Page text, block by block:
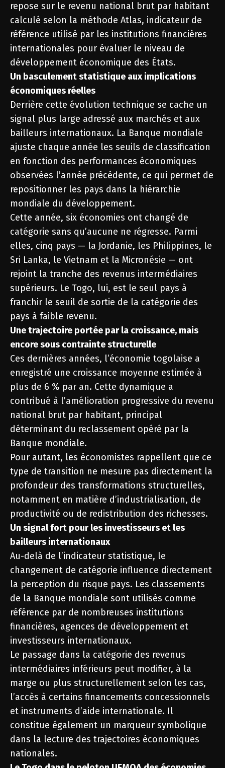
repose sur le revenu national brut par habitant
calculé selon la méthode Atlas, indicateur de
référence utilisé par les institutions financières
internationales pour évaluer le niveau de
développement économique des États.
Un basculement statistique aux implications
économiques réelles
Derrière cette évolution technique se cache un
signal plus large adressé aux marchés et aux
bailleurs internationaux. La Banque mondiale
ajuste chaque année les seuils de classification
en fonction des performances économiques
observées l’année précédente, ce qui permet de
repositionner les pays dans la hiérarchie
mondiale du développement.
Cette année, six économies ont changé de
catégorie sans qu’aucune ne régresse. Parmi
elles, cinq pays — la Jordanie, les Philippines, le
Sri Lanka, le Vietnam et la Micronésie — ont
rejoint la tranche des revenus intermédiaires
supérieurs. Le Togo, lui, est le seul pays à
franchir le seuil de sortie de la catégorie des
pays à faible revenu.
Une trajectoire portée par la croissance, mais
encore sous contrainte structurelle
Ces dernières années, l’économie togolaise a
enregistré une croissance moyenne estimée à
plus de 6 % par an. Cette dynamique a
contribué à l’amélioration progressive du revenu
national brut par habitant, principal
déterminant du reclassement opéré par la
Banque mondiale.
Pour autant, les économistes rappellent que ce
type de transition ne mesure pas directement la
profondeur des transformations structurelles,
notamment en matière d’industrialisation, de
productivité ou de redistribution des richesses.
Un signal fort pour les investisseurs et les
bailleurs internationaux
Au-delà de l’indicateur statistique, le
changement de catégorie influence directement
la perception du risque pays. Les classements
de la Banque mondiale sont utilisés comme
référence par de nombreuses institutions
financières, agences de développement et
investisseurs internationaux.
Le passage dans la catégorie des revenus
intermédiaires inférieurs peut modifier, à la
marge ou plus structurellement selon les cas,
l’accès à certains financements concessionnels
et instruments d’aide internationale. Il
constitue également un marqueur symbolique
dans la lecture des trajectoires économiques
nationales.